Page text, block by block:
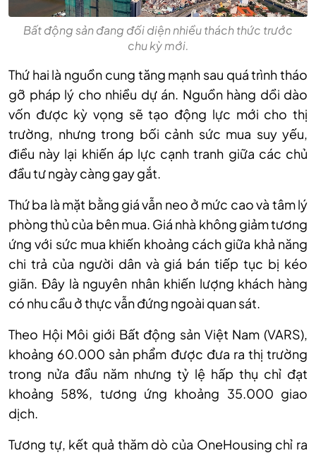
Bất động sản đang đối diện nhiều thách thức trước
chu kỳ mới.
Thứ hai là nguồn cung tăng mạnh sau quá trình tháo
gỡ pháp lý cho nhiều dự án. Nguồn hàng dồi dào
vốn được kỳ vọng sẽ tạo động lực mới cho thị
trường, nhưng trong bối cảnh sức mua suy yếu,
điều này lại khiến áp lực cạnh tranh giữa các chủ
đầu tư ngày càng gay gắt.
Thứ ba là mặt bằng giá vẫn neo ở mức cao và tâm lý
phòng thủ của bên mua. Giá nhà không giảm tương
ứng với sức mua khiến khoảng cách giữa khả năng
chi trả của người dân và giá bán tiếp tục bị kéo
giãn. Đây là nguyên nhân khiến lượng khách hàng
có nhu cầu ở thực vẫn đứng ngoài quan sát.
Theo Hội Môi giới Bất động sản Việt Nam (VARS),
khoảng 60.000 sản phẩm được đưa ra thị trường
trong nửa đầu năm nhưng tỷ lệ hấp thụ chỉ đạt
khoảng 58%, tương ứng khoảng 35.000 giao
dịch.
Tương tự, kết quả thăm dò của OneHousing chỉ ra